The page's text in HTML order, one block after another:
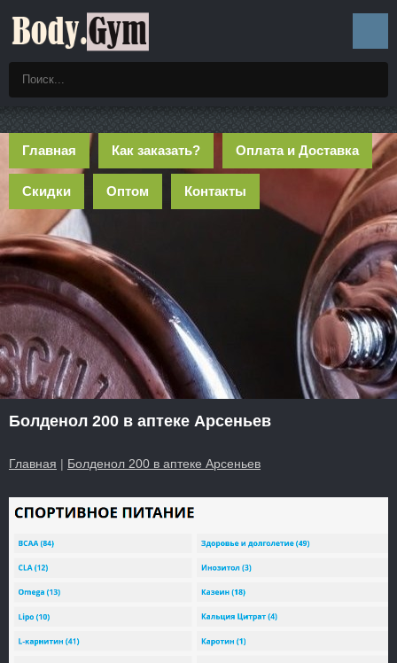
Главная Как заказать? Оплата и Доставка
Скидки Оптом Контакты
Болденол 200 в аптеке Арсеньев
Главная | Болденол 200 в аптеке Арсеньев